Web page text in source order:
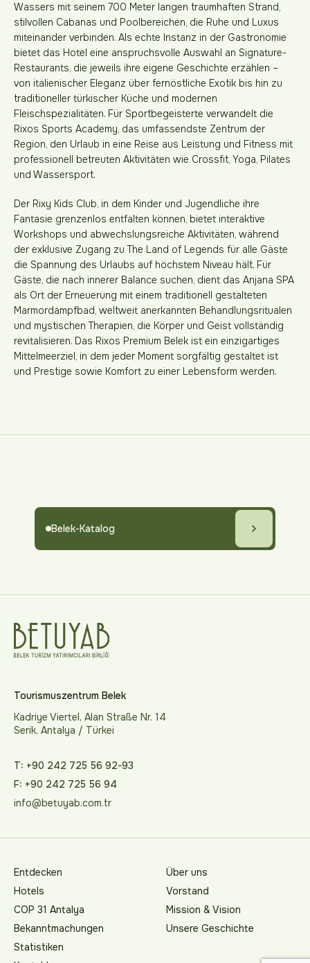
Wassers mit seinem 700 Meter langen traumhaften Strand,
stilvollen Cabanas und Poolbereichen, die Ruhe und Luxus
miteinander verbinden. Als echte Instanz in der Gastronomie
bietet das Hotel eine anspruchsvolle Auswahl an Signature-
Restaurants, die jeweils ihre eigene Geschichte erzählen –
von italienischer Eleganz über fernöstliche Exotik bis hin zu
traditioneller türkischer Küche und modernen
Fleischspezialitäten. Für Sportbegeisterte verwandelt die
Rixos Sports Academy, das umfassendste Zentrum der
Region, den Urlaub in eine Reise aus Leistung und Fitness mit
professionell betreuten Aktivitäten wie Crossfit, Yoga, Pilates
und Wassersport.
Der Rixy Kids Club, in dem Kinder und Jugendliche ihre
Fantasie grenzenlos entfalten können, bietet interaktive
Workshops und abwechslungsreiche Aktivitäten, während
der exklusive Zugang zu The Land of Legends für alle Gäste
die Spannung des Urlaubs auf höchstem Niveau hält. Für
Gäste, die nach innerer Balance suchen, dient das Anjana SPA
als Ort der Erneuerung mit einem traditionell gestalteten
Marmordampfbad, weltweit anerkannten Behandlungsritualen
und mystischen Therapien, die Körper und Geist vollständig
revitalisieren. Das Rixos Premium Belek ist ein einzigartiges
Mittelmeerziel, in dem jeder Moment sorgfältig gestaltet ist
und Prestige sowie Komfort zu einer Lebensform werden.
Belek-Katalog
Tourismuszentrum Belek
Kadriye Viertel, Alan Straße Nr. 14
Serik, Antalya / Türkei
T: +90 242 725 56 92-93
F: +90 242 725 56 94
info@betuyab.com.tr
Entdecken
Hotels
COP 31 Antalya
Bekanntmachungen
Statistiken
Über uns
Vorstand
Mission & Vision
Unsere Geschichte